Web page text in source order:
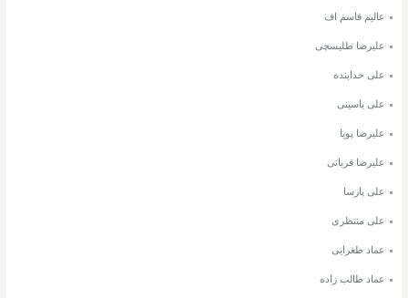
عالیم قاسم اف
علیرضا طلیسچی
علی خدابنده
علی یاسینی
علیرضا پویا
علیرضا قربانی
علی پارسا
علی منتظری
عماد طغرایی
عماد طالب زاده